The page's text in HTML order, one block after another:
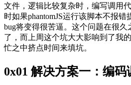
文件，逻辑比较复杂时，编写调用
时如果phantomJS运行该脚本不报
bug将变得很苦逼。这个问题在很久
了，而上周这个坑大大影响到了我
忙之中挤点时间来填坑。
0x01 解决方案一：编码